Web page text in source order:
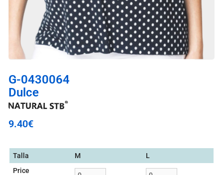
G-0430064
Dulce
9.40€
Talla M
L
Price